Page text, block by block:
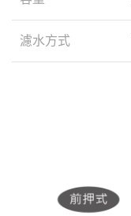
濾水方式